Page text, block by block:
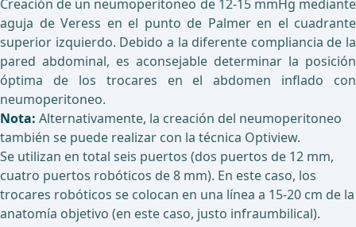
Creación de un neumoperitoneo de 12-15 mmHg mediante
aguja de Veress en el punto de Palmer en el cuadrante
superior izquierdo. Debido a la diferente compliancia de la
pared abdominal, es aconsejable determinar la posición
óptima de los trocares en el abdomen inflado con
neumoperitoneo.
Nota: Alternativamente, la creación del neumoperitoneo
también se puede realizar con la técnica Optiview.
Se utilizan en total seis puertos (dos puertos de 12 mm,
cuatro puertos robóticos de 8 mm). En este caso, los
trocares robóticos se colocan en una línea a 15-20 cm de la
anatomía objetivo (en este caso, justo infraumbilical).